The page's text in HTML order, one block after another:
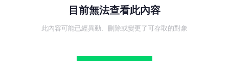
目前無法查看此內容
此內容可能已經異動、刪除或變更了可存取的對象